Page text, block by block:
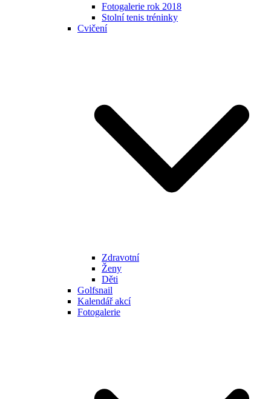
Fotogalerie rok 2018
Stolní tenis tréninky
Cvičení
Zdravotní
Ženy
Děti
Golfsnail
Kalendář akcí
Fotogalerie